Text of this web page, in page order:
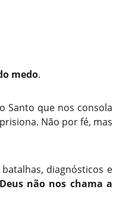
medo.
Santo que nos consola
Não por fé, mas
diagnósticos e
Deus não nos chama a